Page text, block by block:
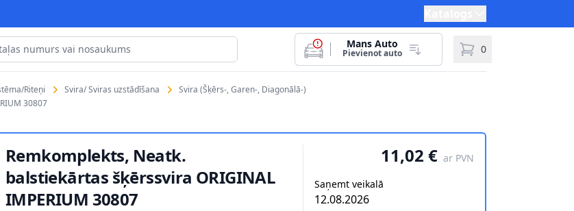
Mans Auto
Pievienot auto 0
Riteņi Svira/ Sviras uzstādīšana
Svira (Šķērs-, Garen-, Diagonālā-)
30807
Remkomplekts, Neatk.
balstiekārtas šķērssvira ORIGINAL
IMPERIUM 30807
11,02 € ar PVN
Saņemt veikalā
12.08.2026